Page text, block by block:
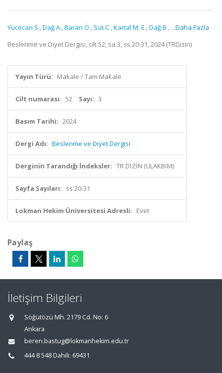
Yücecan S.,Dağ A.,Baran Ö., Süt C.,Kartal M. E.,Dağ B., ...Daha Fazla
Beslenme ve Diyet Dergisi, cilt.52, sa.3, ss.20-31, 2024 (TRDizin)
Yayın Türü: Makale / Tam Makale
Cilt numarası: 52 Sayı: 3
Basım Tarihi: 2024
Dergi Adı: Beslenme ve Diyet Dergisi
Derginin Tarandığı İndeksler: TR DİZİN (ULAKBİM)
Sayfa Sayıları: ss.20-31
Lokman Hekim Üniversitesi Adresli: Evet
Paylaş
İletişim Bilgileri
Söğütözü Mh. 2179 Cd. No: 6
Ankara
beren.bastug@lokmanhekim.edu.tr
444 8 548 Dahili: 69431